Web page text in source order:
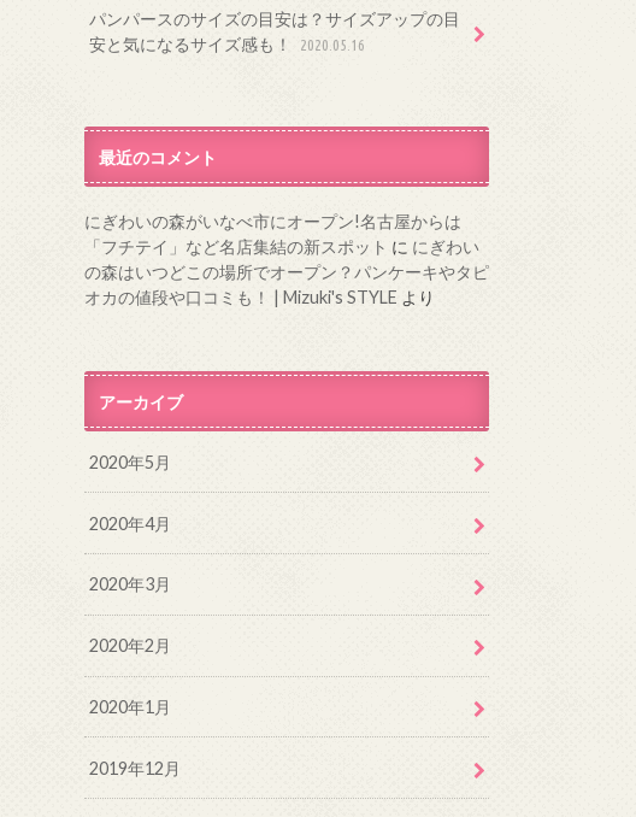
パンパースのサイズの目安は？サイズアップの目
安と気になるサイズ感も！
2020.05.16
最近のコメント
にぎわいの森がいなべ市にオープン!名古屋からは
「フチテイ」など名店集結の新スポット に にぎわい
の森はいつどこの場所でオープン？パンケーキやタピ
オカの値段や口コミも！ | Mizuki's STYLE より
アーカイブ
2020年5月
2020年4月
2020年3月
2020年2月
2020年1月
2019年12月